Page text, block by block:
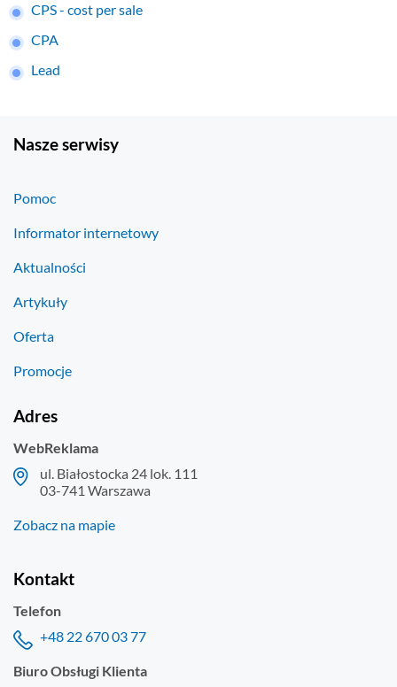
CPS - cost per sale
CPA
Lead
Nasze serwisy
Pomoc
Informator internetowy
Aktualności
Artykuły
Oferta
Promocje
Adres
WebReklama
ul. Białostocka 24 lok. 111
03-741 Warszawa
Zobacz na mapie
Kontakt
Telefon
+48 22 670 03 77
Biuro Obsługi Klienta